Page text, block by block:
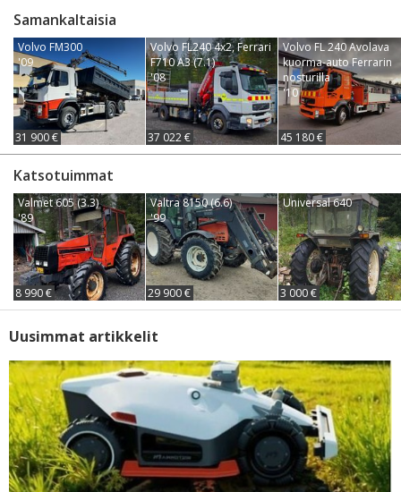
Samankaltaisia
Volvo FM300
'09
31 900 €
Volvo FL240 4x2, Ferrari
F710 A3 (7.1)
'08
37 022 €
Volvo FL 240 Avolava
kuorma-auto Ferrarin
nosturilla
'10
45 180 €
Katsotuimmat
Valmet 605 (3.3)
'89
8 990 €
Valtra 8150 (6.6)
'99
29 900 €
Universal 640
3 000 €
Uusimmat artikkelit